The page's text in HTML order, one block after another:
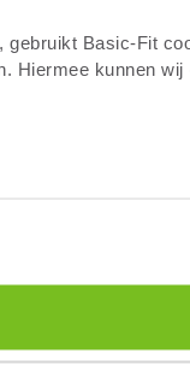
Basic-Fit
Hiermee kunnen